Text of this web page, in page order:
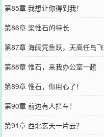
第85章 我想让你得到我！
第86章 梁惟石的特长
第87章 海阔凭鱼跃，天高任鸟飞
第88章 惟石，来我办公室一趟
第89章 惟石，你用心了！
第90章 前边有人拦车！
第91章 西北玄天一片云？